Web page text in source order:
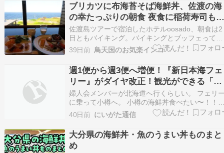
ックスフライ定食なかなかのボリュームですね！
私は海鮮丼定…
ブリカツに布海苔そば海鮮丼、佐渡の海
の幸たっぷりの朝食 夜食に稲荷寿司も
るホテルoosado
佐渡島ツアーで宿泊したホテルoosado、朝食は2
日ともバイキング。バイキングとブッフェってど
こが違うか知ってた？ブッフェはフランス語？程
度の違いしか分からなかったけれど、セルフサー
ビスなのは同じだけれどブッフェは必ずしも食べ
放題ではないそう。そういやハーフブッフェはメ
イン料理に…
39日前 鳥天国のお気楽インコ
週1便から週3便へ増便！『新日本海フェ
リー』がダイヤ改正！観光ができる「一
旦下船」サービスも開始！10月1日〜。
婦人会メンバーが北海道へ行くらしい。 フェリ
に乗って小樽へ。 小樽の海鮮丼食べたい〜！！
想いだけでも馳せてみようと思って 『新日本海
ェリー』ちょっと見てみる。 おや？？運航ダイ
変更と増便のお知らせ発見！ どんな感じになる
だろ！？ 続きを読む
40日前 にいがた通信
大分県の海鮮丼・魚のうまい丼ものまと
め